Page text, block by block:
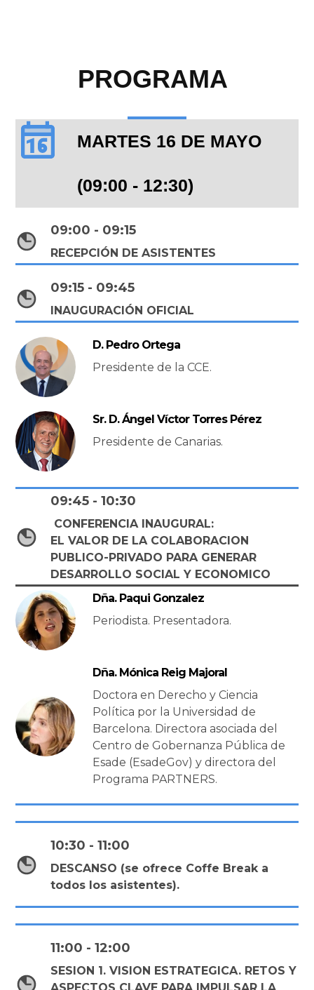
PROGRAMA
MARTES 16 DE MAYO
(09:00 - 12:30)
09:00 - 09:15
RECEPCIÓN DE ASISTENTES
09:15 - 09:45
INAUGURACIÓN OFICIAL
D. Pedro Ortega
Presidente de la CCE.
Sr. D. Ángel Víctor Torres Pérez
Presidente de Canarias.
09:45 - 10:30
CONFERENCIA INAUGURAL:
EL VALOR DE LA COLABORACION
PUBLICO-PRIVADO PARA GENERAR
DESARROLLO SOCIAL Y ECONOMICO
Dña. Paqui Gonzalez
Periodista. Presentadora.
Dña. Mónica Reig Majoral
Doctora en Derecho y Ciencia
Política por la Universidad de
Barcelona. Directora asociada del
Centro de Gobernanza Pública de
Esade (EsadeGov) y directora del
Programa PARTNERS.
10:30 - 11:00
DESCANSO (se ofrece Coffe Break a
todos los asistentes).
11:00 - 12:00
SESION 1. VISION ESTRATEGICA. RETOS Y